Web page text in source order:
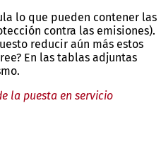
lo que pueden contener las
contra las emisiones).
reducir aún más estos
En las tablas adjuntas
la puesta en servicio